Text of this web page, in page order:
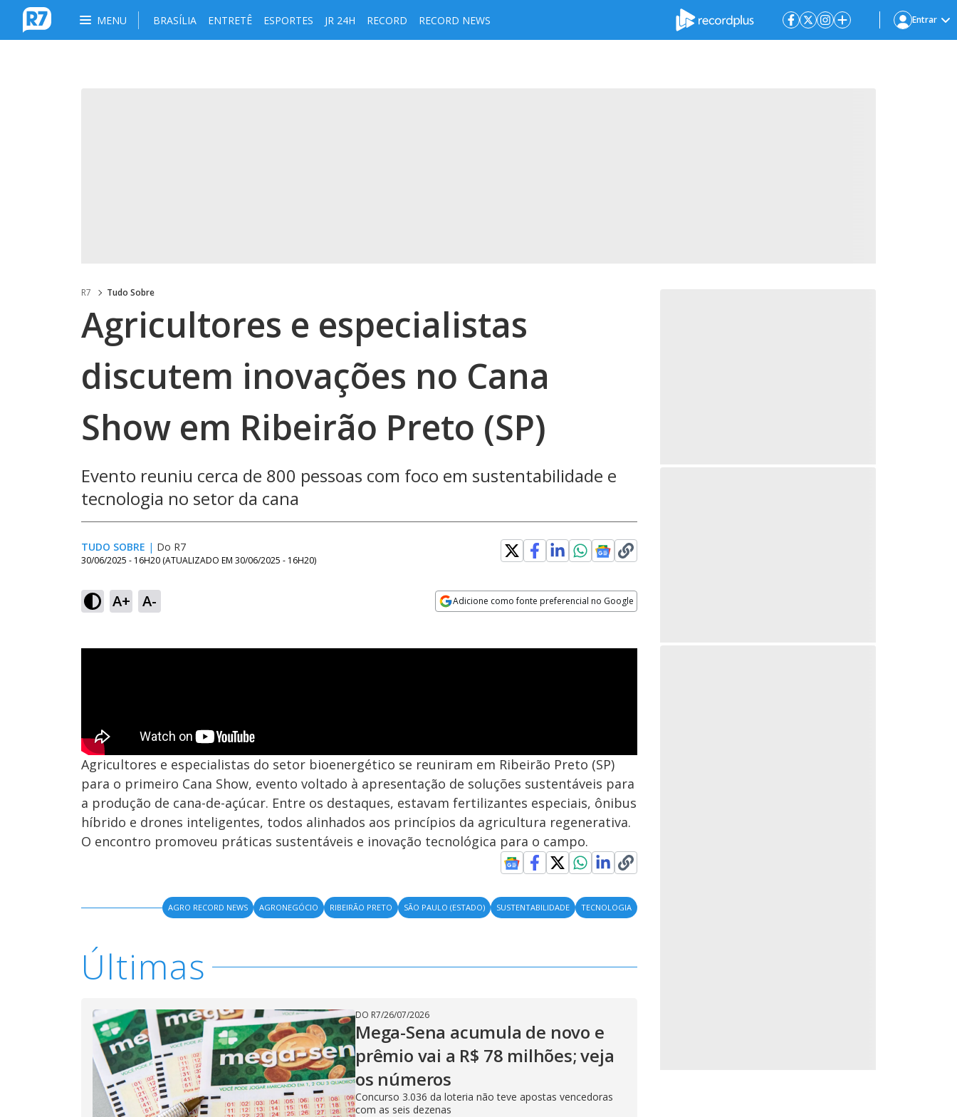
MENU BRASÍLIA ENTRETÊ ESPORTES JR 24H RECORD RECORD NEWS Entrar
R7 Tudo Sobre
Agricultores e especialistas
discutem inovações no Cana
Show em Ribeirão Preto (SP)
Evento reuniu cerca de 800 pessoas com foco em sustentabilidade e
tecnologia no setor da cana
TUDO SOBRE | Do R7
30/06/2025 - 16H20 (ATUALIZADO EM 30/06/2025 - 16H20)
A+ A- Adicione como fonte preferencial no Google
Agricultores e especialistas do setor bioenergético se reuniram em Ribeirão Preto (SP)
para o primeiro Cana Show, evento voltado à apresentação de soluções sustentáveis para
a produção de cana-de-açúcar. Entre os destaques, estavam fertilizantes especiais, ônibus
híbrido e drones inteligentes, todos alinhados aos princípios da agricultura regenerativa.
O encontro promoveu práticas sustentáveis e inovação tecnológica para o campo.
AGRO RECORD NEWS AGRONEGÓCIO RIBEIRÃO PRETO SÃO PAULO (ESTADO) SUSTENTABILIDADE TECNOLOGIA
Últimas
DO R7/26/07/2026
Mega-Sena acumula de novo e
prêmio vai a R$ 78 milhões; veja
os números
Concurso 3.036 da loteria não teve apostas vencedoras
com as seis dezenas